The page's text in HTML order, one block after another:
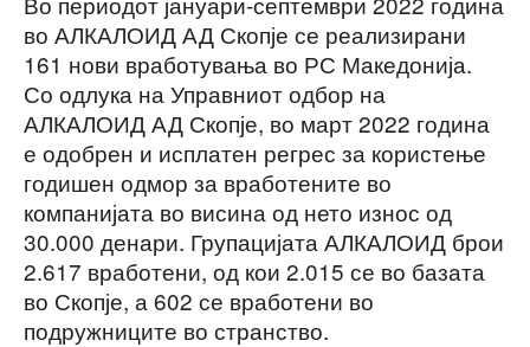
во АЛКАЛОИД АД Скопје се реализирани
161 нови вработувања во РС Македонија.
Со одлука на Управниот одбор на
АЛКАЛОИД АД Скопје, во март 2022 година
е одобрен и исплатен регрес за користење
годишен одмор за вработените во
компанијата во висина од нето износ од
30.000 денари. Групацијата АЛКАЛОИД брои
2.617 вработени, од кои 2.015 се во базата
во Скопје, а 602 се вработени во
подружниците во странство.